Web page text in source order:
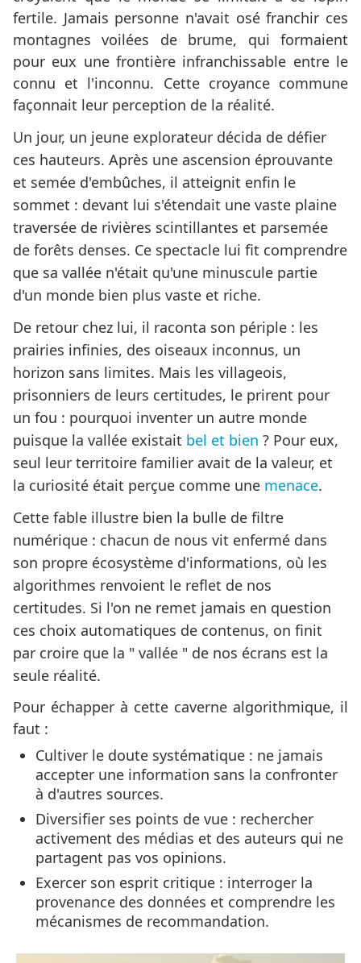
fertile. Jamais personne n'avait osé franchir ces
montagnes voilées de brume, qui formaient
pour eux une frontière infranchissable entre le
connu et l'inconnu. Cette croyance commune
façonnait leur perception de la réalité.
Un jour, un jeune explorateur décida de défier
ces hauteurs. Après une ascension éprouvante
et semée d'embûches, il atteignit enfin le
sommet : devant lui s'étendait une vaste plaine
traversée de rivières scintillantes et parsemée
de forêts denses. Ce spectacle lui fit comprendre
que sa vallée n'était qu'une minuscule partie
d'un monde bien plus vaste et riche.
De retour chez lui, il raconta son périple : les
prairies infinies, des oiseaux inconnus, un
horizon sans limites. Mais les villageois,
prisonniers de leurs certitudes, le prirent pour
un fou : pourquoi inventer un autre monde
puisque la vallée existait bel et bien ? Pour eux,
seul leur territoire familier avait de la valeur, et
la curiosité était perçue comme une menace.
Cette fable illustre bien la bulle de filtre
numérique : chacun de nous vit enfermé dans
son propre écosystème d'informations, où les
algorithmes renvoient le reflet de nos
certitudes. Si l'on ne remet jamais en question
ces choix automatiques de contenus, on finit
par croire que la " vallée " de nos écrans est la
seule réalité.
Pour échapper à cette caverne algorithmique, il
faut :
Cultiver le doute systématique : ne jamais
accepter une information sans la confronter
à d'autres sources.
Diversifier ses points de vue : rechercher
activement des médias et des auteurs qui ne
partagent pas vos opinions.
Exercer son esprit critique : interroger la
provenance des données et comprendre les
mécanismes de recommandation.